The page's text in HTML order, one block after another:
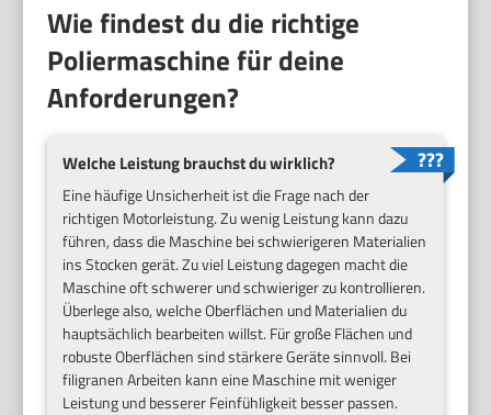
Wie findest du die richtige
Poliermaschine für deine
Anforderungen?
Welche Leistung brauchst du wirklich?
Eine häufige Unsicherheit ist die Frage nach der
richtigen Motorleistung. Zu wenig Leistung kann dazu
führen, dass die Maschine bei schwierigeren Materialien
ins Stocken gerät. Zu viel Leistung dagegen macht die
Maschine oft schwerer und schwieriger zu kontrollieren.
Überlege also, welche Oberflächen und Materialien du
hauptsächlich bearbeiten willst. Für große Flächen und
robuste Oberflächen sind stärkere Geräte sinnvoll. Bei
filigranen Arbeiten kann eine Maschine mit weniger
Leistung und besserer Feinfühligkeit besser passen.